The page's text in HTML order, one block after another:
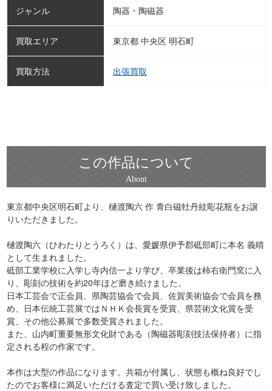
ジャンル 陶器・陶磁器
買取エリア 東京都 中央区 明石町
買取方法 出張買取
この作品について
東京都中央区明石町より、樋渡陶六 作 青白磁牡丹紋彫花瓶をお譲
りいただきました。
樋渡陶六（ひわたりとうろく）は、愛媛県伊予郡砥部町に本名 義晴
として生まれました。
砥部工業学校に入学し寺内信一より学び、卒業後は柿右衛門窯に入
り、彫刻の技術を約20年ほど磨き続けました。
日本工芸会で正会員、県陶芸協会で会員、佐賀美術協会で会員を務
め、日本伝統工芸展ではＮＨＫ会長賞を受賞、県芸術文化賞を受
賞、その他公募展で多数受賞されました。
また、山内町重要無形文化財である（陶磁器彫刻技法保持者）に指
定される程の作家です。
本作は大型の作品になります。共箱が付属し、状態も概ね良好でし
たのでお客様に満足いただける査定で買い受け致しました。